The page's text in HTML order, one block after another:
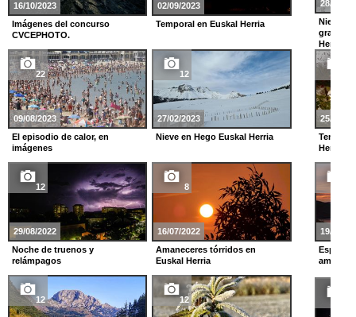
16/10/2023
Imágenes del concurso
CVCEPHOTO.
02/09/2023
Temporal en Euskal Herria
22
09/08/2023
El episodio de calor, en
imágenes
12
27/02/2023
Nieve en Hego Euskal Herria
12
29/08/2022
Noche de truenos y
relámpagos
8
16/07/2022
Amaneceres tórridos en
Euskal Herria
12 12
28/11/
Nieve y
gran
Herria
25/11/
Herria
19/10/